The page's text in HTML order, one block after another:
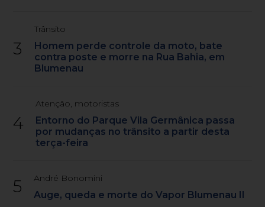
3
Trânsito
Homem perde controle da moto, bate
contra poste e morre na Rua Bahia, em
Blumenau
4
Atenção, motoristas
Entorno do Parque Vila Germânica passa
por mudanças no trânsito a partir desta
terça-feira
5 André Bonomini
Auge, queda e morte do Vapor Blumenau II